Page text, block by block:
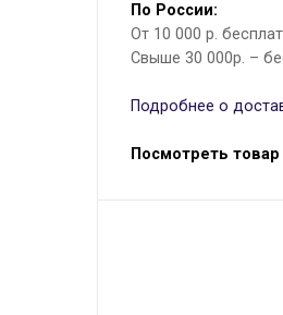
По России:
От 10 000 р.
Свыше 30 000р. –
Подробнее о
Посмотреть